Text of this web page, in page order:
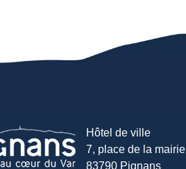
Hôtel de ville
7, place de la mairie |
83790 Pignans